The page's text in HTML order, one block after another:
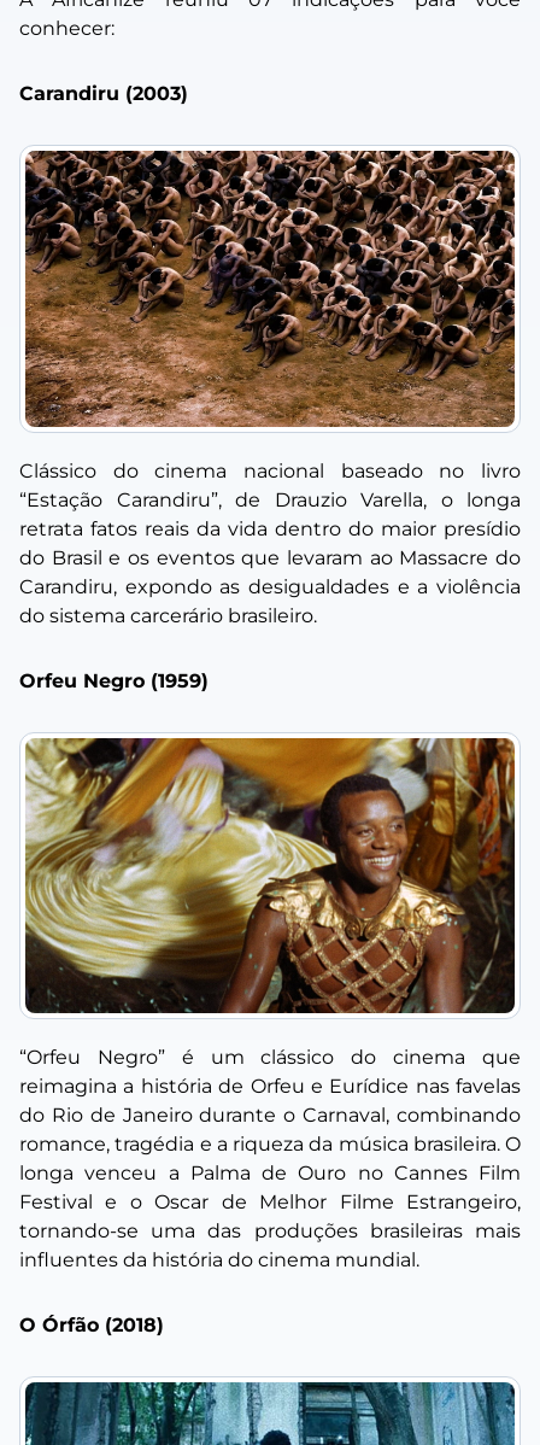
conhecer:
Carandiru (2003)
Clássico do cinema nacional baseado no livro
“Estação Carandiru”, de Drauzio Varella, o longa
retrata fatos reais da vida dentro do maior presídio
do Brasil e os eventos que levaram ao Massacre do
Carandiru, expondo as desigualdades e a violência
do sistema carcerário brasileiro.
Orfeu Negro (1959)
“Orfeu Negro” é um clássico do cinema que
reimagina a história de Orfeu e Eurídice nas favelas
do Rio de Janeiro durante o Carnaval, combinando
romance, tragédia e a riqueza da música brasileira. O
longa venceu a Palma de Ouro no Cannes Film
Festival e o Oscar de Melhor Filme Estrangeiro,
tornando-se uma das produções brasileiras mais
influentes da história do cinema mundial.
O Órfão (2018)